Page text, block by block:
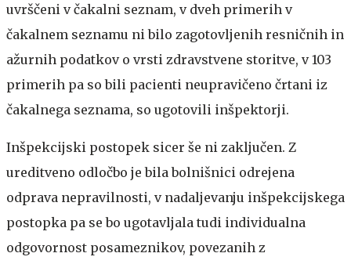
uvrščeni v čakalni seznam, v dveh primerih v
čakalnem seznamu ni bilo zagotovljenih resničnih in
ažurnih podatkov o vrsti zdravstvene storitve, v 103
primerih pa so bili pacienti neupravičeno črtani iz
čakalnega seznama, so ugotovili inšpektorji.
Inšpekcijski postopek sicer še ni zaključen. Z
ureditveno odločbo je bila bolnišnici odrejena
odprava nepravilnosti, v nadaljevanju inšpekcijskega
postopka pa se bo ugotavljala tudi individualna
odgovornost posameznikov, povezanih z